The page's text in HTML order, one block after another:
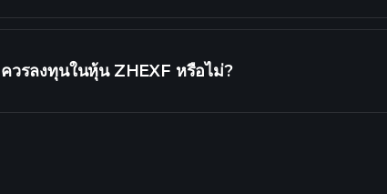
รายงานทางการเงิน ZHEXF
Playtrade Tournaments
ควรลงทุนในหุ้น ZHEXF หรือไม่?